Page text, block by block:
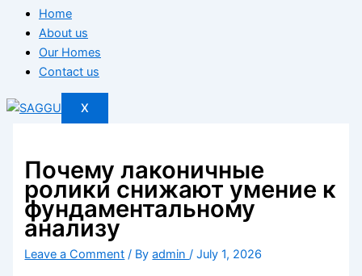
Home
About us
Our Homes
Contact us
X
Почему лаконичные
ролики снижают умение к
фундаментальному
анализу
Leave a Comment / Byadmin/July 1, 2026